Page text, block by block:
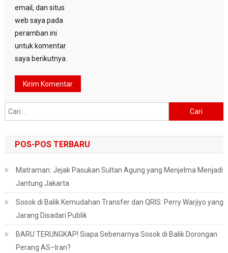
email, dan situs
web saya pada
peramban ini
untuk komentar
saya berikutnya.
untuk:
POS-POS TERBARU
Matraman: Jejak Pasukan Sultan Agung yang Menjelma Menjadi
Jantung Jakarta
Sosok di Balik Kemudahan Transfer dan QRIS: Perry Warjiyo yang
Jarang Disadari Publik
BARU TERUNGKAP! Siapa Sebenarnya Sosok di Balik Dorongan
Perang AS–Iran?